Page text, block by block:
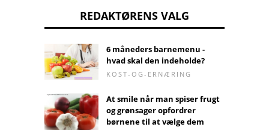
REDAKTØRENS VALG
6 måneders barnemenu -
hvad skal den indeholde?
KOST-OG-ERNÆRING
At smile når man spiser frugt
og grønsager opfordrer
børnene til at vælge dem